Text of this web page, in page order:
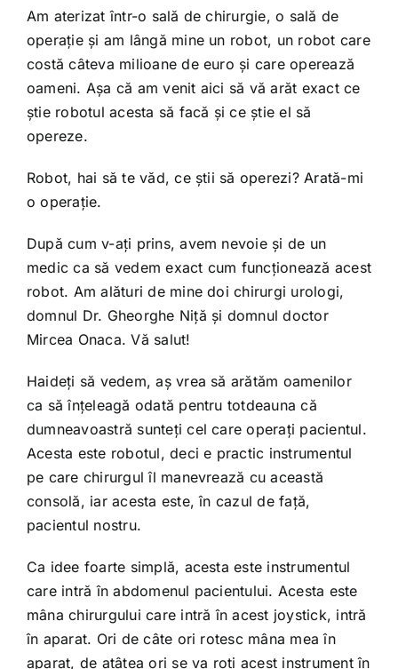
Am aterizat într-o sală de chirurgie, o sală de
operaţie şi am lângă mine un robot, un robot care
costă câteva milioane de euro şi care operează
oameni. Aşa că am venit aici să vă arăt exact ce
ştie robotul acesta să facă şi ce ştie el să
opereze.
Robot, hai să te văd, ce ştii să operezi? Arată-mi
o operaţie.
După cum v-aţi prins, avem nevoie şi de un
medic ca să vedem exact cum funcţionează acest
robot. Am alături de mine doi chirurgi urologi,
domnul Dr. Gheorghe Niţă şi domnul doctor
Mircea Onaca. Vă salut!
Haideţi să vedem, aş vrea să arătăm oamenilor
ca să înţeleagă odată pentru totdeauna că
dumneavoastră sunteţi cel care operaţi pacientul.
Acesta este robotul, deci e practic instrumentul
pe care chirurgul îl manevrează cu această
consolă, iar acesta este, în cazul de faţă,
pacientul nostru.
Ca idee foarte simplă, acesta este instrumentul
care intră în abdomenul pacientului. Acesta este
mâna chirurgului care intră în acest joystick, intră
în aparat. Ori de câte ori rotesc mâna mea în
aparat, de atâtea ori se va roti acest instrument în